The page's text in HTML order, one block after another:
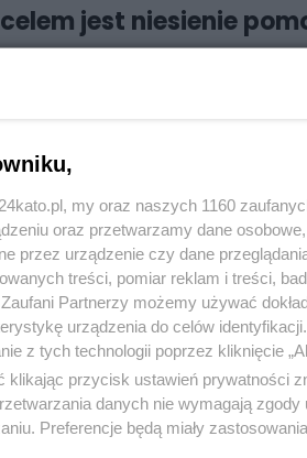
jest niesienie
pandemię,
do tej pory. Na całe
my oraz naszych 1160
oraz przetwarzamy dane
przez urządzenie czy dane
treści, pomiar reklam i treści,
Partnerzy możemy używać
urządzenia do celów
z tych technologii poprzez kliknięcie
klikając przycisk ustawień prywatności
danych nie wymagają
Preferencje będą miały